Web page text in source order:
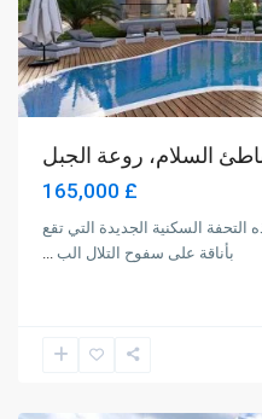
£ 165,000
التحفة السكنية الجديدة التي تقع
بأناقة على سفوح التلال الب ...